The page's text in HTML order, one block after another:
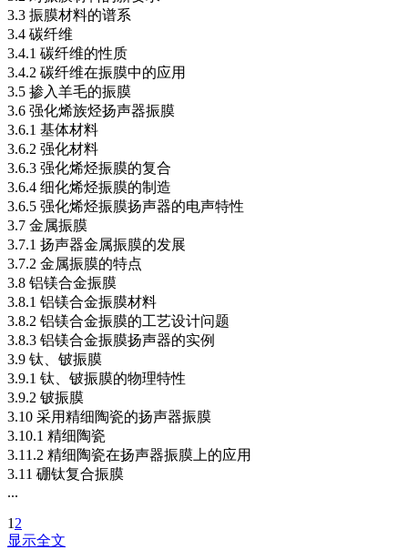
3.3 振膜材料的谱系
3.4 碳纤维
3.4.1 碳纤维的性质
3.4.2 碳纤维在振膜中的应用
3.5 掺入羊毛的振膜
3.6 强化烯族烃扬声器振膜
3.6.1 基体材料
3.6.2 强化材料
3.6.3 强化烯烃振膜的复合
3.6.4 细化烯烃振膜的制造
3.6.5 强化烯烃振膜扬声器的电声特性
3.7 金属振膜
3.7.1 扬声器金属振膜的发展
3.7.2 金属振膜的特点
3.8 铝镁合金振膜
3.8.1 铝镁合金振膜材料
3.8.2 铝镁合金振膜的工艺设计问题
3.8.3 铝镁合金振膜扬声器的实例
3.9 钛、铍振膜
3.9.1 钛、铍振膜的物理特性
3.9.2 铍振膜
3.10 采用精细陶瓷的扬声器振膜
3.10.1 精细陶瓷
3.11.2 精细陶瓷在扬声器振膜上的应用
3.11 硼钛复合振膜
...
1 2
显示全文